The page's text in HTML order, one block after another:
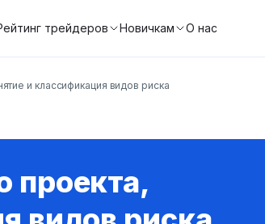
трейдеров Новичкам О нас
и классификация видов риска
проекта,